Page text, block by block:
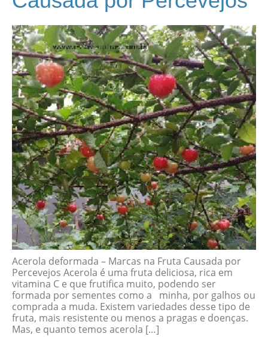
Acerola deformada – Marcas na Fruta Causada por
Percevejos Acerola é uma fruta deliciosa, rica em
vitamina C e que frutifica muito, podendo ser
formada por sementes como a minha, por galhos ou
comprada a muda. Existem variedades desse tipo de
fruta, mais resistente ou menos a pragas e doenças.
Mas, e quanto temos acerola […]